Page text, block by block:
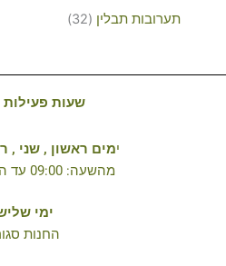
תערובות תבלין
32
שעות פעילות
ימים ראשון , שני ,
מהשעה: 09:00 עד השעה: 16:00
ימי
החנות